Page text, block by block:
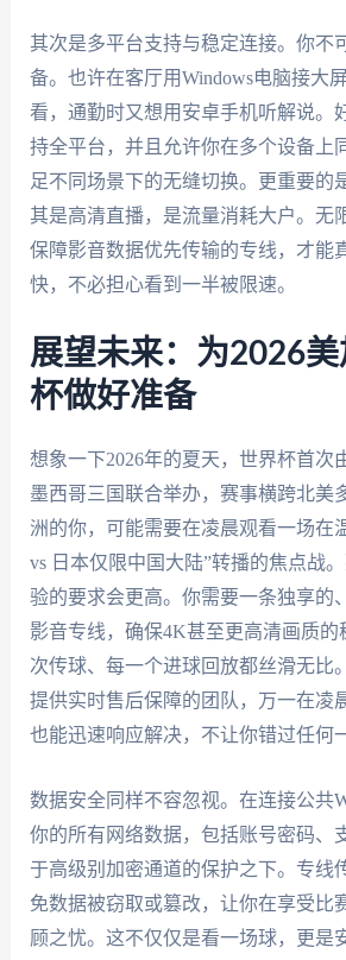
其次是多平台支持与稳定连接。你不
备。也许在客厅用Windows电脑接大
看，通勤时又想用安卓手机听解说。
持全平台，并且允许你在多个设备上
足不同场景下的无缝切换。更重要的
其是高清直播，是流量消耗大户。无
保障影音数据优先传输的专线，才能
快，不必担心看到一半被限速。
展望未来：为2026
杯做好准备
想象一下2026年的夏天，世界杯首次
墨西哥三国联合举办，赛事横跨北美
洲的你，可能需要在凌晨观看一场在
vs 日本仅限中国大陆”转播的焦点战
验的要求会更高。你需要一条独享的
影音专线，确保4K甚至更高清画质的
次传球、每一个进球回放都丝滑无比
提供实时售后保障的团队，万一在凌
也能迅速响应解决，不让你错过任何
数据安全同样不容忽视。在连接公共
你的所有网络数据，包括账号密码、
于高级别加密通道的保护之下。专线
免数据被窃取或篡改，让你在享受比
顾之忧。这不仅仅是看一场球，更是